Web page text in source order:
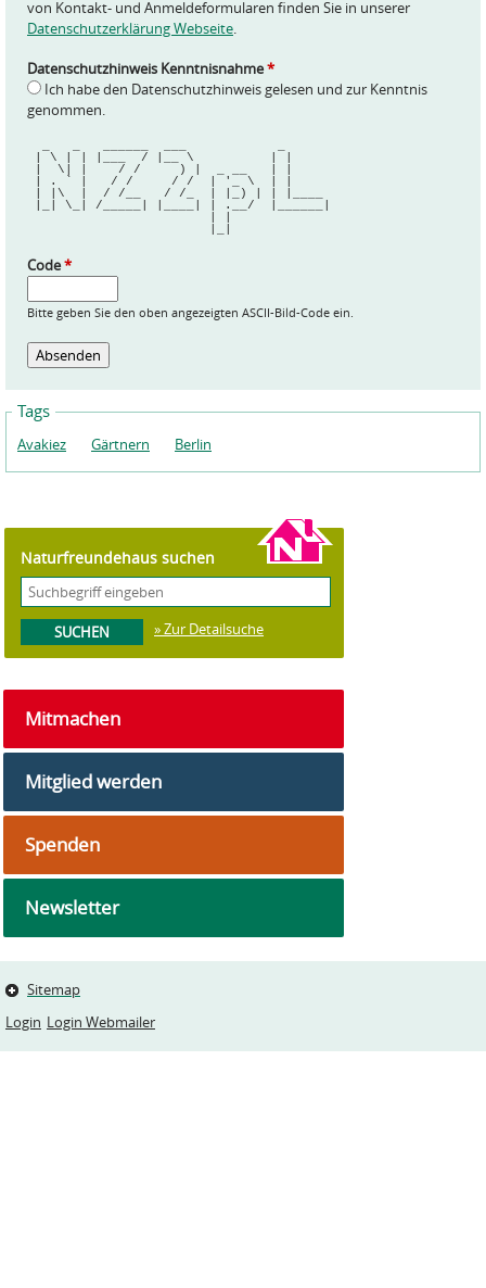
von Kontakt- und Anmeldeformularen finden Sie in unserer
Datenschutzerklärung Webseite.
Datenschutzhinweis Kenntnisnahme*
Ich habe den Datenschutzhinweis gelesen und zur Kenntnis
genommen.
| \ | | |___  / |__ \          | |
|  \| |    / /     ) |  _ __   | |
| . ` |   / /     / /  | '_ \  | |
| |\  |  / /__   / /_  | |_) | | |____
|_| \_| /_____| |____| | .__/  |______|
Code*
Bitte geben Sie den oben angezeigten ASCII-Bild-Code ein.
Tags
Avakiez Gärtnern Berlin
Naturfreundehaus suchen
» Zur Detailsuche
Mitmachen
Mitglied werden
Spenden
Newsletter
Sitemap
Login Login Webmailer